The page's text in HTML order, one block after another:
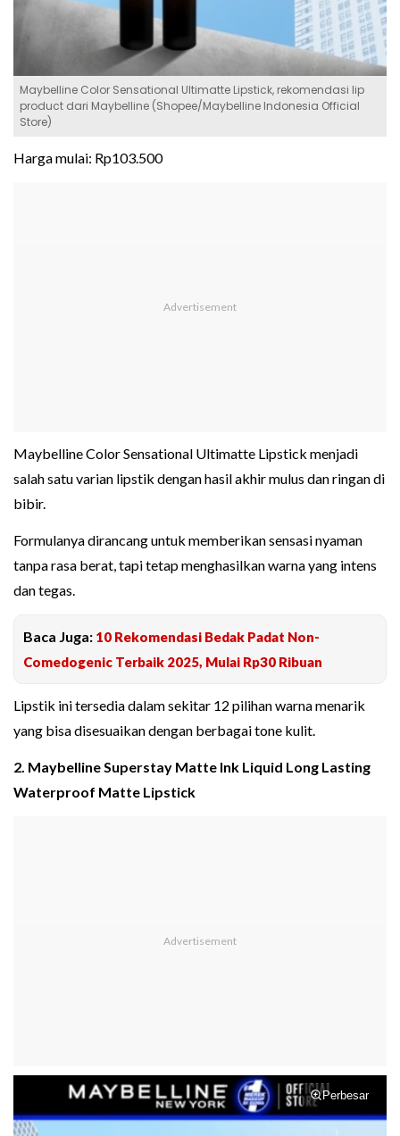
Maybelline Color Sensational Ultimatte Lipstick, rekomendasi lip
product dari Maybelline (Shopee/Maybelline Indonesia Official
Store)
Harga mulai: Rp103.500
Maybelline Color Sensational Ultimatte Lipstick menjadi
salah satu varian lipstik dengan hasil akhir mulus dan ringan di
bibir.
Formulanya dirancang untuk memberikan sensasi nyaman
tanpa rasa berat, tapi tetap menghasilkan warna yang intens
dan tegas.
Baca Juga: 10 Rekomendasi Bedak Padat Non-
Comedogenic Terbaik 2025, Mulai Rp30 Ribuan
Lipstik ini tersedia dalam sekitar 12 pilihan warna menarik
yang bisa disesuaikan dengan berbagai tone kulit.
2. Maybelline Superstay Matte Ink Liquid Long Lasting
Waterproof Matte Lipstick
Perbesar